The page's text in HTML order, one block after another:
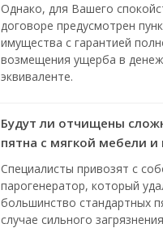
Однако, для Вашего
договоре предусмотрен
имущества с гарантией
возмещения ущерба в
эквиваленте.
Будут ли отчищены
пятна с мягкой мебели и
Специалисты привозят с
парогенератор, который
большинство стандартных
случае сильного загрязнения